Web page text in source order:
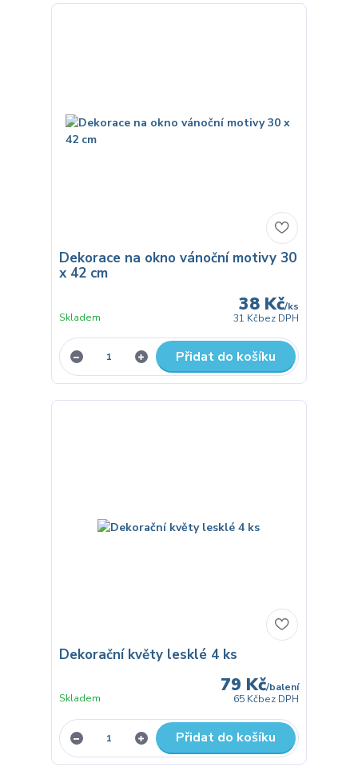
Dekorace na okno vánoční motivy 30
x 42 cm
38 Kč/ks
31 Kčbez DPH
Skladem
Přidat do košíku
Dekorační květy lesklé 4 ks
79 Kč/balení
65 Kčbez DPH
Skladem
Přidat do košíku